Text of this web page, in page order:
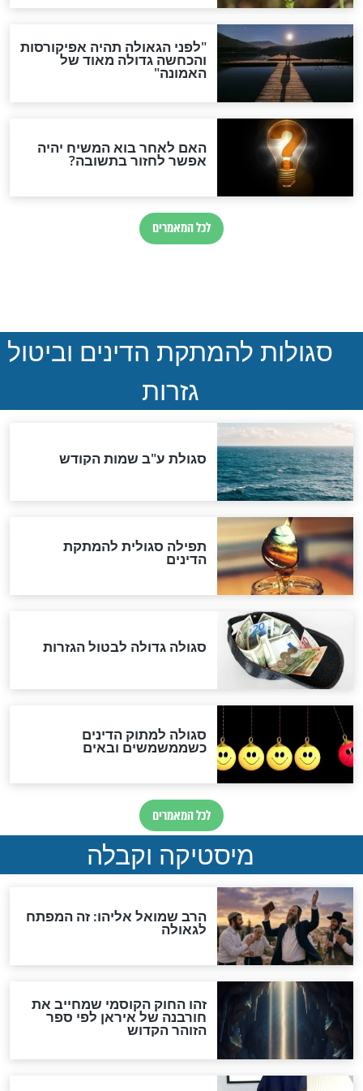
מתחננים, זה מה
- פרק תהילים!
מרגש: איך מזמורי תהילים
חדשות יהדות
הותר לפרסום: לוחמי מילואים
ההסכם החשאי של טראמפ
סימני שאלה
המסמך האבוד שנחשף
במרתפי מוסקבה: כתב היד
הנדיר של הרשב"ם התגלה
"מודה לקב"ה על כל השנים"
לכל המאמרים
אחרית הימים
האם אפשר לחשב את הקץ?
מה יהיה בימות המשיח?
"לפני הגאולה תהיה אפיקורסות
והכחשה גדולה מאוד של